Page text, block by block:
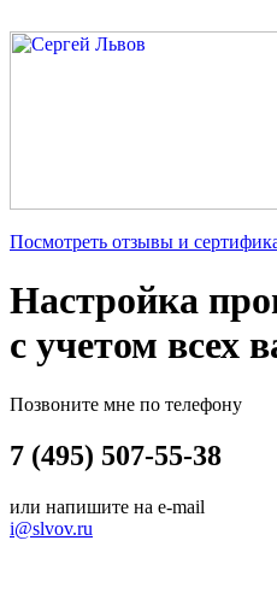
Посмотреть отзывы и
Настройка
с учетом всех
Позвоните мне по телефону
7 (495) 507-55-38
или напишите на e-mail
i@slvov.ru